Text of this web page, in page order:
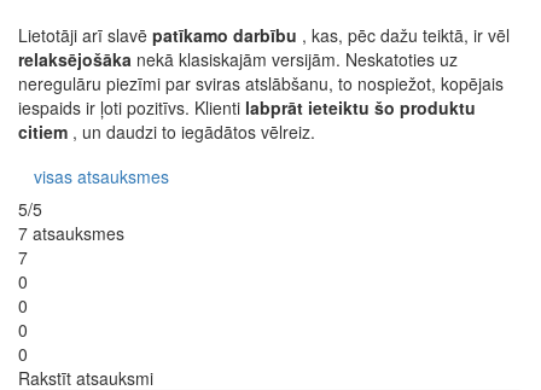
Lietotāji arī slavē patīkamo darbību , kas, pēc dažu teiktā, ir vēl
relaksējošāka nekā klasiskajām versijām. Neskatoties uz
neregulāru piezīmi par sviras atslābšanu, to nospiežot, kopējais
iespaids ir ļoti pozitīvs. Klienti labprāt ieteiktu šo produktu
citiem , un daudzi to iegādātos vēlreiz.
visas atsauksmes
5/5
7 atsauksmes
7
0
0
0
0
Rakstīt atsauksmi